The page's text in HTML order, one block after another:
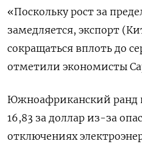
«Поскольку рост за
замедляется, экспорт
сокращаться вплоть до
отметили экономисты
Южноафриканский ранд
16,83 за доллар из-за
отключениях